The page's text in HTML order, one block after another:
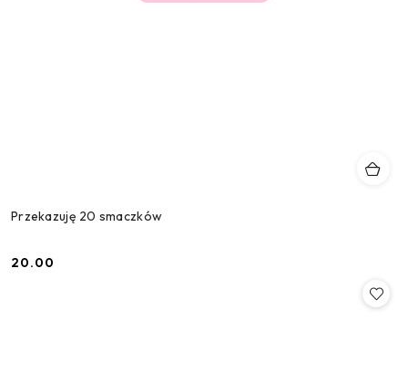
Przekazuję 20 smaczków
Cena:
20.00